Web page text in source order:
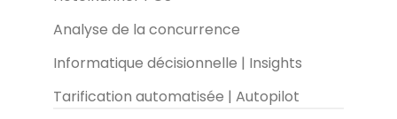
Analyse de la concurrence
Informatique décisionnelle | Insights
Tarification automatisée | Autopilot